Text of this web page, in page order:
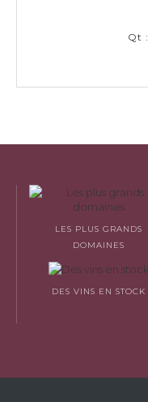
Qt :
LES PLUS GRANDS
DOMAINES
DES VINS EN STOCK